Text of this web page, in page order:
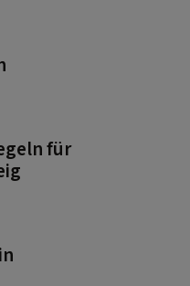
für